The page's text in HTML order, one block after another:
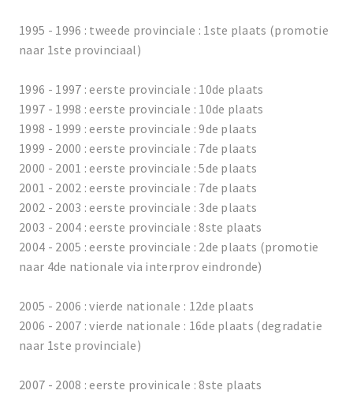
1995 - 1996 : tweede provinciale : 1ste plaats (promotie
naar 1ste provinciaal)
1996 - 1997 : eerste provinciale : 10de plaats
1997 - 1998 : eerste provinciale : 10de plaats
1998 - 1999 : eerste provinciale : 9de plaats
1999 - 2000 : eerste provinciale : 7de plaats
2000 - 2001 : eerste provinciale : 5de plaats
2001 - 2002 : eerste provinciale : 7de plaats
2002 - 2003 : eerste provinciale : 3de plaats
2003 - 2004 : eerste provinciale : 8ste plaats
2004 - 2005 : eerste provinciale : 2de plaats (promotie
naar 4de nationale via interprov eindronde)
2005 - 2006 : vierde nationale : 12de plaats
2006 - 2007 : vierde nationale : 16de plaats (degradatie
naar 1ste provinciale)
2007 - 2008 : eerste provinicale : 8ste plaats